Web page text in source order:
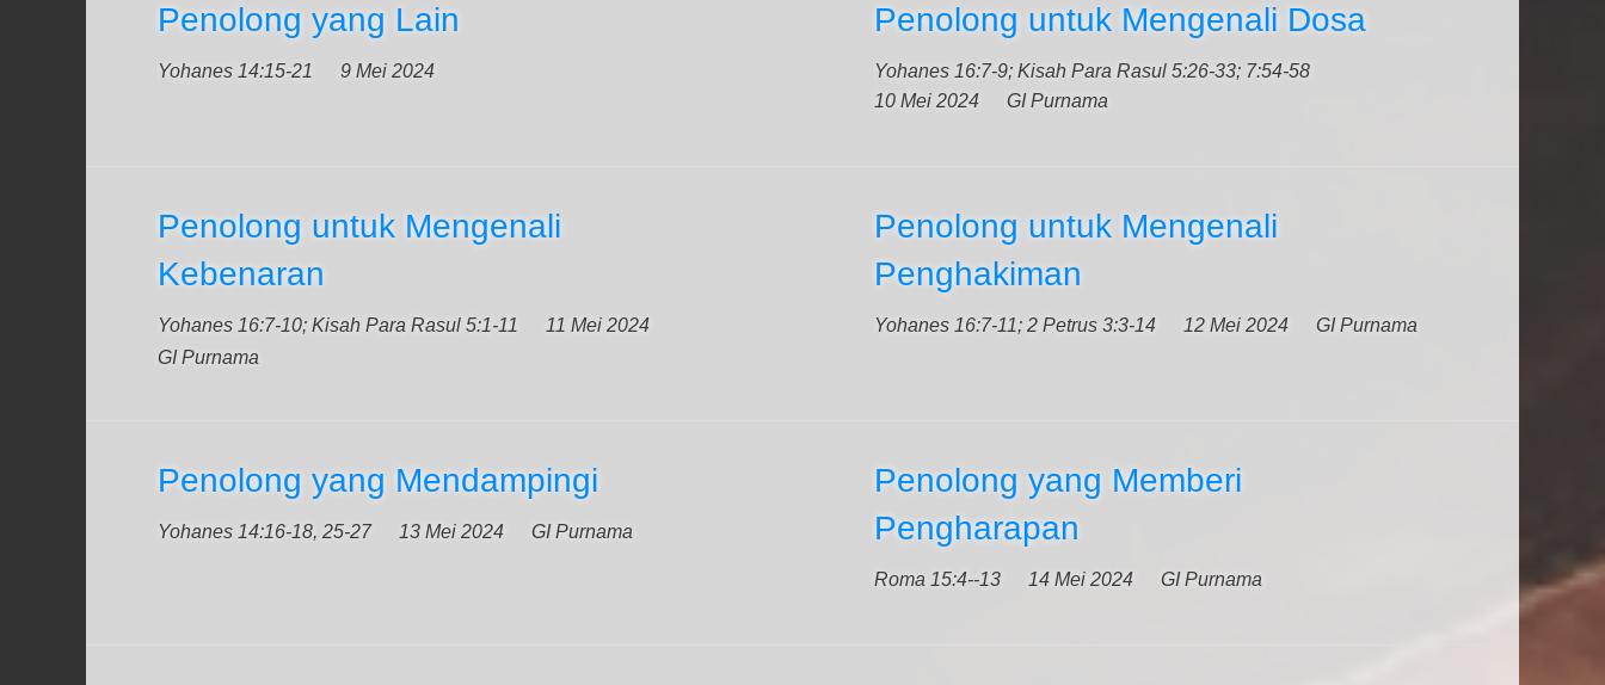
Penolong yang Lain
Yohanes 14:15-21 9 Mei 2024
Penolong untuk Mengenali Dosa
Yohanes 16:7-9; Kisah Para Rasul 5:26-33; 7:54-58
10 Mei 2024
GI Purnama
Penolong untuk Mengenali
Kebenaran
Yohanes 16:7-10; Kisah Para Rasul 5:1-11
11 Mei 2024
GI Purnama
Penolong untuk Mengenali
Penghakiman
Yohanes 16:7-11; 2 Petrus 3:3-14 12 Mei 2024 GI Purnama
Penolong yang Mendampingi
Yohanes 14:16-18, 25-27 13 Mei 2024 GI Purnama
Penolong yang Memberi
Pengharapan
Roma 15:4--13 14 Mei 2024 GI Purnama